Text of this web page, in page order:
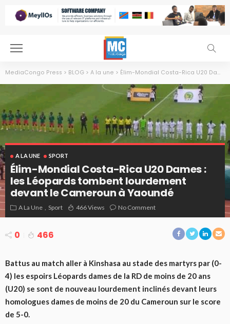
MediaCongo Press > BLOG > A la une > Élim-Mondial Costa-Rica U20 Dames : les Léopards tombent lourdement devant le Cameroun à Yaoundé
A LA UNE SPORT
Élim-Mondial Costa-Rica U20 Dames :
les Léopards tombent lourdement
devant le Cameroun à Yaoundé
A La Une Sport 466 Views No Comment
0 466
Battus au match aller à Kinshasa au stade des martyrs par (0-
4) les espoirs Léopards dames de la RD de moins de 20 ans
(U20) se sont de nouveau lourdement inclinés devant leurs
homologues dames de moins de 20 du Cameroun sur le score
de 5-0.